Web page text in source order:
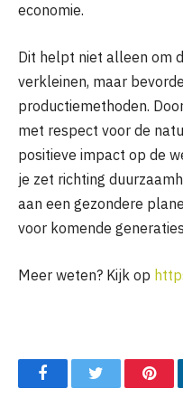
economie.
Dit helpt niet alleen om
verkleinen, maar
productiemethoden.
met respect voor de
positieve impact op de
je zet richting
aan een gezondere
voor komende
Meer weten? Kijk op
FacebookTwitter